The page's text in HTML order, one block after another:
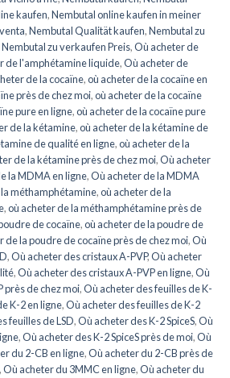
kaufen,Nembutal online kaufen in meiner
,Nembutal Qualität kaufen,Nembutal zu
Nembutal zu verkaufen Preis,Où acheter de
de l'amphétamine liquide,Où acheter de
de la cocaïne,où acheter de la cocaïne en
près de chez moi,où acheter de la cocaïne
pure en ligne,où acheter de la cocaïne pure
de la kétamine,où acheter de la kétamine de
de qualité en ligne,où acheter de la
de la kétamine près de chez moi,Où acheter
la MDMA en ligne,Où acheter de la MDMA
méthamphétamine,où acheter de la
,où acheter de la méthamphétamine près de
de cocaïne,où acheter de la poudre de
de la poudre de cocaïne près de chez moi,Où
,Où acheter des cristaux A-PVP,Où acheter
,Où acheter des cristaux A-PVP en ligne,Où
près de chez moi,Où acheter des feuilles de K-
K-2 en ligne,Où acheter des feuilles de K-2
feuilles de LSD,Où acheter des K-2 SpiceS,Où
,Où acheter des K-2 SpiceS près de moi,Où
du 2-CB en ligne,Où acheter du 2-CB près de
,Où acheter du 3MMC en ligne,Où acheter du